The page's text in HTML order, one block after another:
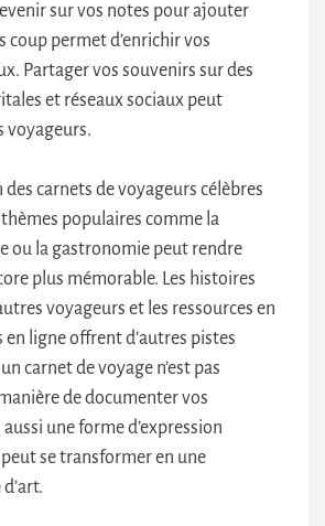
sur vos notes pour ajouter
coup permet d’enrichir vos
Partager vos souvenirs sur des
et réseaux sociaux peut
voyageurs.
carnets de voyageurs célèbres
populaires comme la
ou la gastronomie peut rendre
plus mémorable. Les histoires
voyageurs et les ressources en
ligne offrent d’autres pistes
carnet de voyage n’est pas
de documenter vos
une forme d’expression
se transformer en une